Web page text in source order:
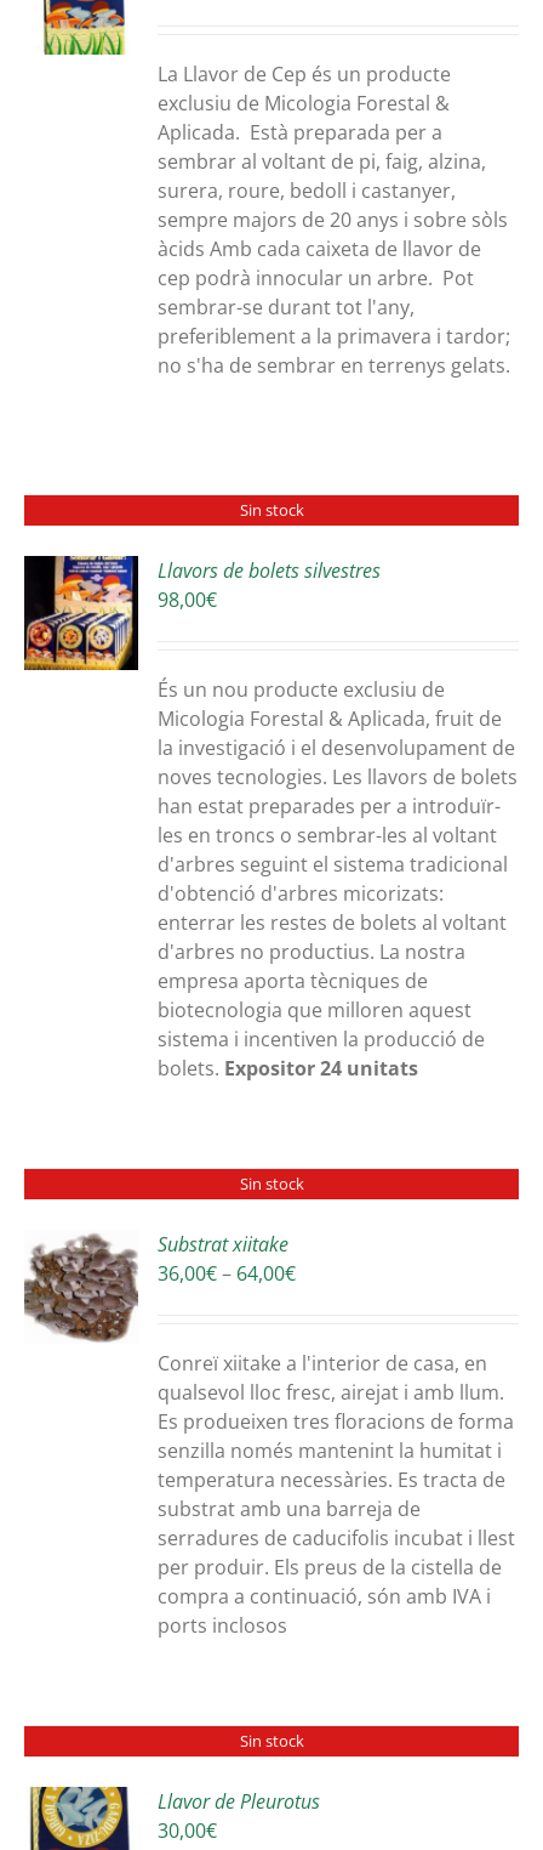
30,00€
a
300,00€
La Llavor de Cep és un producte
exclusiu de Micologia Forestal &
Aplicada. Està preparada per a
sembrar al voltant de pi, faig, alzina,
surera, roure, bedoll i castanyer,
sempre majors de 20 anys i sobre sòls
àcids Amb cada caixeta de llavor de
cep podrà innocular un arbre. Pot
sembrar-se durant tot l'any,
preferiblement a la primavera i tardor;
no s'ha de sembrar en terrenys gelats.
Sin stock
Llavors de bolets silvestres
98,00€
És un nou producte exclusiu de
Micologia Forestal & Aplicada, fruit de
la investigació i el desenvolupament de
noves tecnologies. Les llavors de bolets
han estat preparades per a introduïr-
les en troncs o sembrar-les al voltant
d'arbres seguint el sistema tradicional
d'obtenció d'arbres micorizats:
enterrar les restes de bolets al voltant
d'arbres no productius. La nostra
empresa aporta tècniques de
biotecnologia que milloren aquest
sistema i incentiven la producció de
bolets. Expositor 24 unitats
Sin stock
Substrat xiitake
36,00€– 64,00€Interval
36,00€
a
64,00€
Conreï xiitake a l'interior de casa, en
qualsevol lloc fresc, airejat i amb llum.
Es produeixen tres floracions de forma
senzilla només mantenint la humitat i
temperatura necessàries. Es tracta de
substrat amb una barreja de
serradures de caducifolis incubat i llest
per produir. Els preus de la cistella de
compra a continuació, són amb IVA i
ports inclosos
Sin stock
Llavor de Pleurotus
30,00€